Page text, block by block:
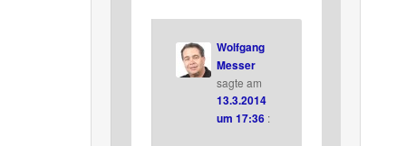
Wolfgang
Messer
sagte am
13.3.2014
um 17:36 :